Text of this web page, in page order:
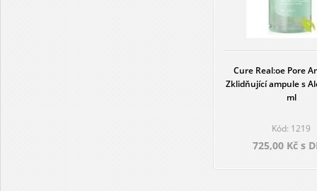
Cure Real:oe Pore
Zklidňující ampule s
ml
Kód: 1219
725,00 Kč s